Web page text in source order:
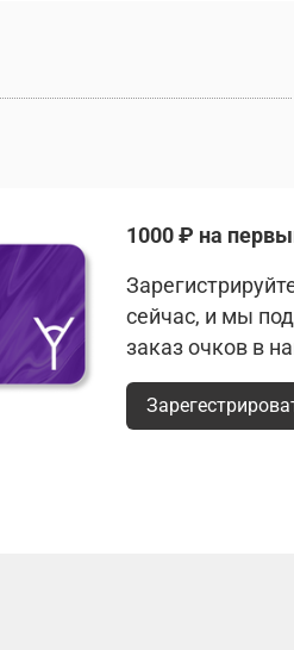
1000 ₽ на
сейчас, и мы
заказ очков в